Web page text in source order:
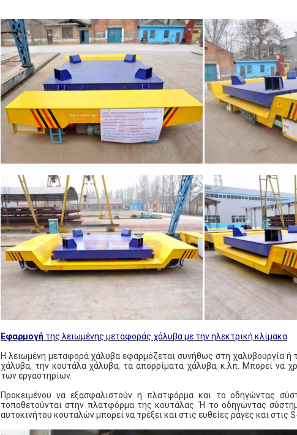
Εφαρμογή της λειωμένης μεταφοράς χάλυβα με την ηλεκτρική κλίμακα
Η λειωμένη μεταφορά χάλυβα εφαρμόζεται συνήθως στη χαλυβουργία ή
χάλυβα, την κουτάλα χάλυβα, τα απορρίματα χάλυβα, κ.λπ. Μπορεί να
των εργαστηρίων.
Προκειμένου να εξασφαλιστούν η πλατφόρμα και το οδηγώντας
τοποθετούνται στην πλατφόρμα της κουτάλας. Ή το οδηγώντας
αυτοκινήτου κουταλών μπορεί να τρέξει και στις ευθείες ράγες και στις